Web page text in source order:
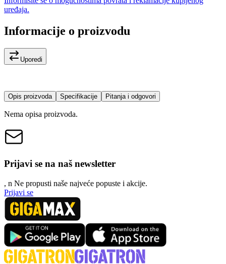
uređaja.
Informacije o proizvodu
Uporedi
Opis proizvoda Specifikacije Pitanja i odgovori
Nema opisa proizvoda.
Prijavi se na naš newsletter
, n Ne propusti naše najveće popuste i akcije.
Prijavi se